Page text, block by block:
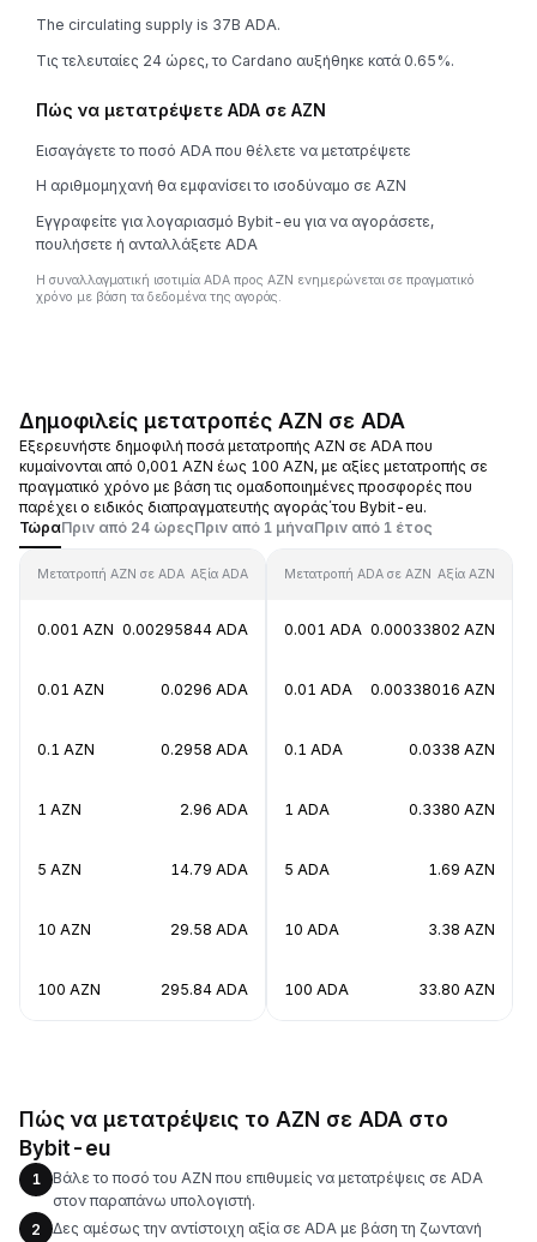
The circulating supply is 37B ADA.
Τις τελευταίες 24 ώρες, το Cardano αυξήθηκε κατά 0.65%.
Πώς να μετατρέψετε ADA σε AZN
Εισαγάγετε το ποσό ADA που θέλετε να μετατρέψετε
Η αριθμομηχανή θα εμφανίσει το ισοδύναμο σε AZN
Εγγραφείτε για λογαριασμό Bybit-eu για να αγοράσετε,
πουλήσετε ή ανταλλάξετε ADA
Η συναλλαγματική ισοτιμία ADA προς AZN ενημερώνεται σε πραγματικό
χρόνο με βάση τα δεδομένα της αγοράς.
Δημοφιλείς μετατροπές AZN σε ADA
Εξερευνήστε δημοφιλή ποσά μετατροπής AZN σε ADA που
κυμαίνονται από 0,001 AZN έως 100 AZN, με αξίες μετατροπής σε
πραγματικό χρόνο με βάση τις ομαδοποιημένες προσφορές που
παρέχει ο ειδικός διαπραγματευτής αγοράς΄του Bybit-eu.
ΤώραΠριν από 24 ώρεςΠριν από 1 μήναΠριν από 1 έτος
Μετατροπή AZN σε ADA Αξία ADA
0.001 AZN 0.00295844 ADA
0.01 AZN 0.0296 ADA
0.1 AZN 0.2958 ADA
1 AZN 2.96 ADA
5 AZN 14.79 ADA
10 AZN 29.58 ADA
100 AZN 295.84 ADA
Μετατροπή ADA σε AZN Αξία AZN
0.001 ADA 0.00033802 AZN
0.01 ADA 0.00338016 AZN
0.1 ADA 0.0338 AZN
1 ADA 0.3380 AZN
5 ADA 1.69 AZN
10 ADA 3.38 AZN
100 ADA 33.80 AZN
Πώς να μετατρέψεις το AZN σε ADA στο
Bybit-eu
1
Βάλε το ποσό του AZN που επιθυμείς να μετατρέψεις σε ADA
στον παραπάνω υπολογιστή.
2
Δες αμέσως την αντίστοιχη αξία σε ADA με βάση τη ζωντανή